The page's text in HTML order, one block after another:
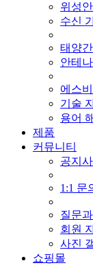
위성
수신
태양
안테
에스
기술
용어
제품
커뮤니티
공지
1:1 문
질문
회원
사진
쇼핑몰